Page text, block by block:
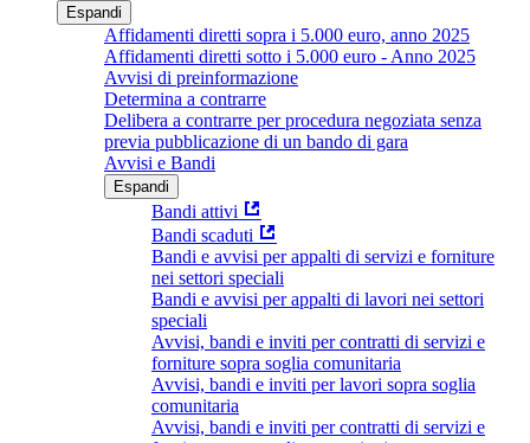
Espandi
Affidamenti diretti sopra i 5.000 euro, anno 2025
Affidamenti diretti sotto i 5.000 euro - Anno 2025
Avvisi di preinformazione
Determina a contrarre
Delibera a contrarre per procedura negoziata senza
previa pubblicazione di un bando di gara
Avvisi e Bandi
Espandi
Bandi attivi
Bandi scaduti
Bandi e avvisi per appalti di servizi e forniture
nei settori speciali
Bandi e avvisi per appalti di lavori nei settori
speciali
Avvisi, bandi e inviti per contratti di servizi e
forniture sopra soglia comunitaria
Avvisi, bandi e inviti per lavori sopra soglia
comunitaria
Avvisi, bandi e inviti per contratti di servizi e